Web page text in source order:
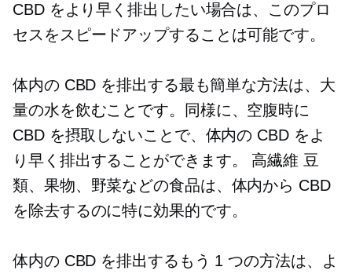
CBD をより早く排出したい場合は、このプロ
セスをスピードアップすることは可能です。
体内の CBD を排出する最も簡単な方法は、大
量の水を飲むことです。同様に、空腹時に
CBD を摂取しないことで、体内の CBD をよ
り早く排出することができます。 高繊維 豆
類、果物、野菜などの食品は、体内から CBD
を除去するのに特に効果的です。
体内の CBD を排出するもう 1 つの方法は、よ